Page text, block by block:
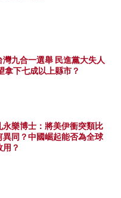
灣九合一選舉 民進黨大失人
拿下七成以上縣市？
永樂博士：將美伊衝突類比
異同？中國崛起能否為全球
？